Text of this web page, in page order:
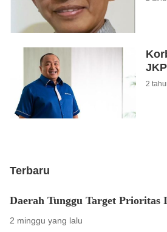
JKP
2
Terbaru
Daerah Tunggu Target Prioritas
2 minggu yang lalu